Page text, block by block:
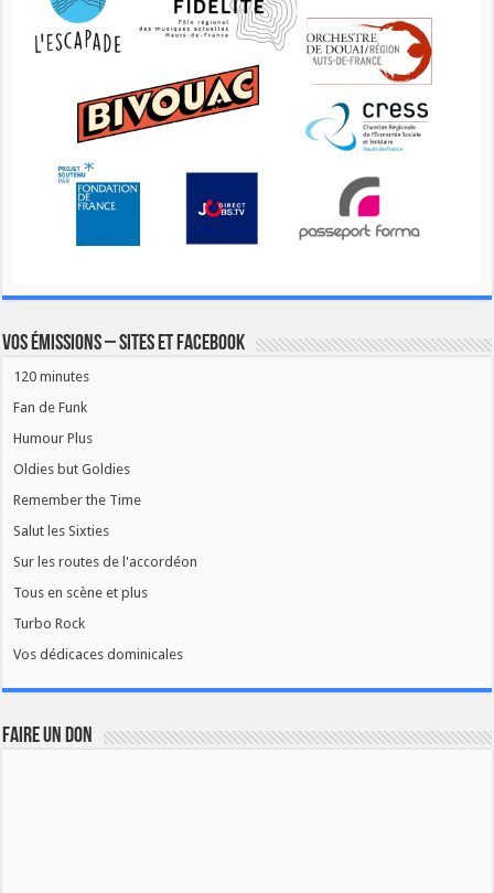
Vos émissions – Sites et Facebook
120 minutes
Fan de Funk
Humour Plus
Oldies but Goldies
Remember the Time
Salut les Sixties
Sur les routes de l'accordéon
Tous en scène et plus
Turbo Rock
Vos dédicaces dominicales
FAIRE UN DON